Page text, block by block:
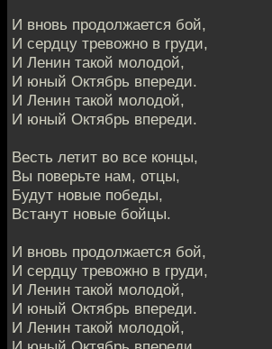
И вновь продолжается бой,
И сердцу тревожно в груди,
И Ленин такой молодой,
И юный Октябрь впереди.
И Ленин такой молодой,
И юный Октябрь впереди.
Весть летит во все концы,
Вы поверьте нам, отцы,
Будут новые победы,
Встанут новые бойцы.
И вновь продолжается бой,
И сердцу тревожно в груди,
И Ленин такой молодой,
И юный Октябрь впереди.
И Ленин такой молодой,